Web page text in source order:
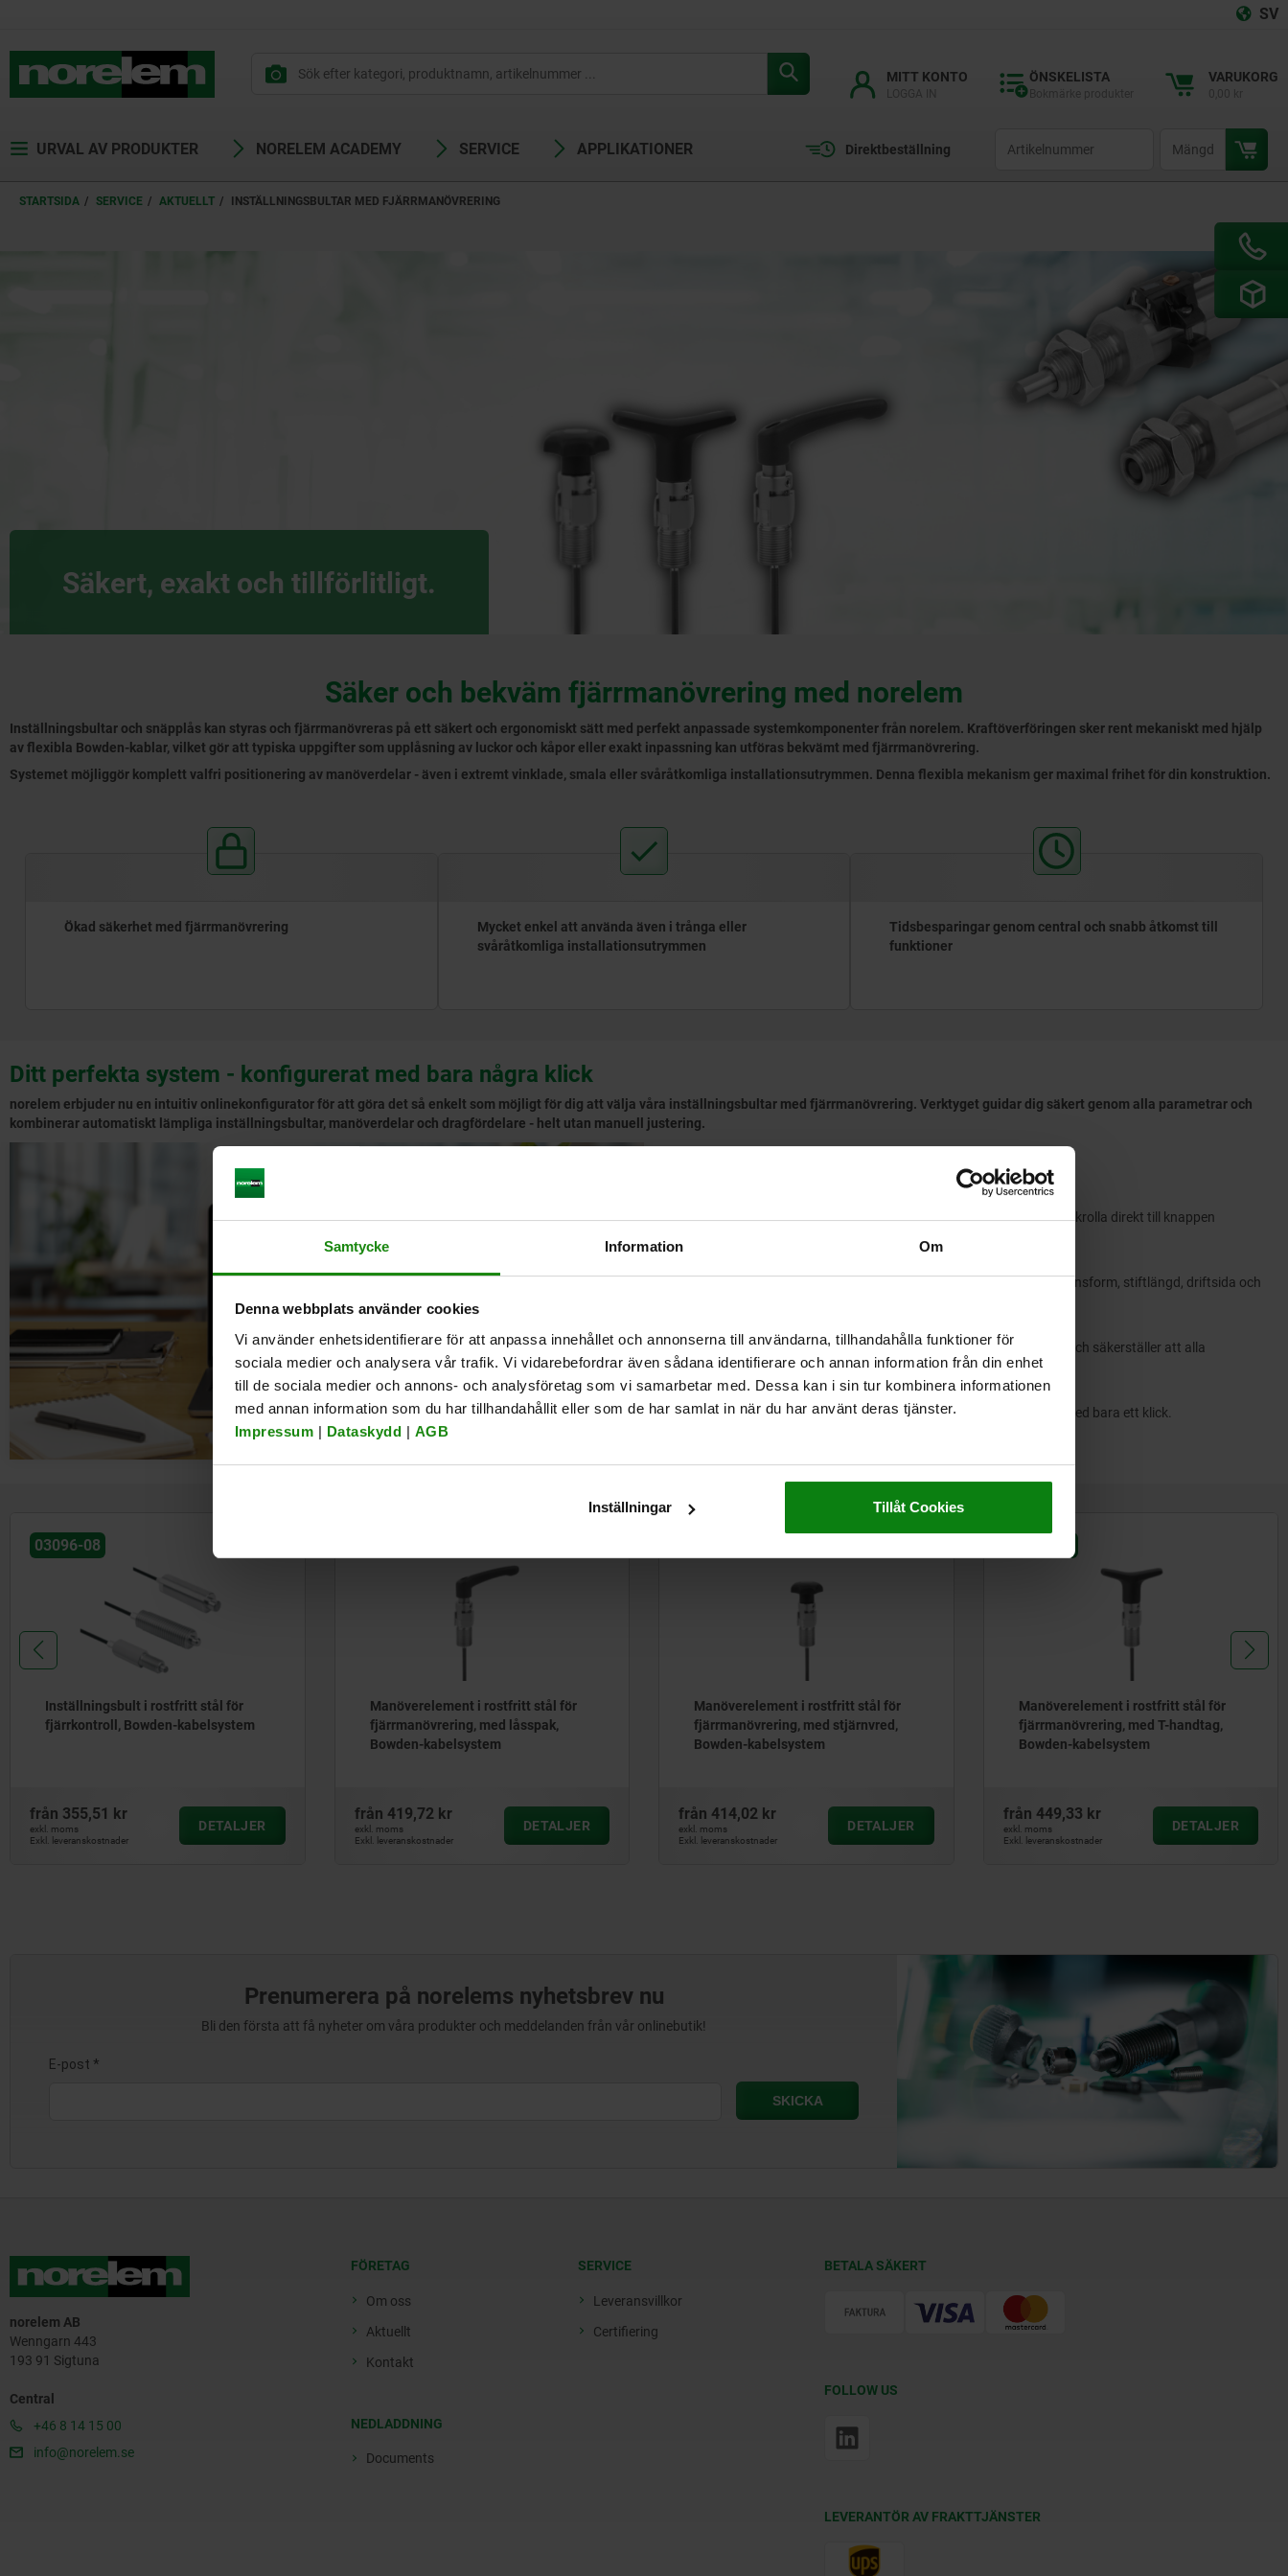
Samtycke Information Om
Denna webbplats använder cookies
Vi använder enhetsidentifierare för att anpassa innehållet och annonserna till användarna, tillhandahålla funktioner för
sociala medier och analysera vår trafik. Vi vidarebefordrar även sådana identifierare och annan information från din enhet
till de sociala medier och annons- och analysföretag som vi samarbetar med. Dessa kan i sin tur kombinera informationen
med annan information som du har tillhandahållit eller som de har samlat in när du har använt deras tjänster.
Impressum | Dataskydd | AGB
Inställningar Tillåt Cookies
SV
MITT KONTO ÖNSKELISTA VARUKORG
URVAL AV PRODUKTER NORELEM ACADEMY SERVICE APPLIKATIONER Direktbeställning
STARTSIDA SERVICE AKTUELLT INSTÄLLNINGSBULTAR MED FJÄRRMANÖVRERING
Säkert, exakt och tillförlitligt.
Säker och bekväm fjärrmanövrering med norelem
Inställningsbultar och snäpplås kan styras och fjärrmanövreras på ett säkert och ergonomiskt sätt med perfekt anpassade systemkomponenter från norelem. Kraftöverföringen sker rent mekaniskt med hjälp
av flexibla Bowden-kablar, vilket gör att typiska uppgifter som upplåsning av luckor och kåpor eller exakt inpassning kan utföras bekvämt med fjärrmanövrering.
Systemet möjliggör komplett valfri positionering av manöverdelar - även i extremt vinklade, smala eller svåråtkomliga installationsutrymmen. Denna flexibla mekanism ger maximal frihet för din konstruktion.
Ökad säkerhet med fjärrmanövrering
Mycket enkel att använda även i trånga eller
svåråtkomliga installationsutrymmen
Tidsbesparingar genom central och snabb åtkomst till
funktioner
Ditt perfekta system - konfigurerat med bara några klick
norelem erbjuder nu en intuitiv onlinekonfigurator för att göra det så enkelt som möjligt för dig att välja våra inställningsbultar med fjärrmanövrering. Verktyget guidar dig säkert genom alla parametrar och
kombinerar automatiskt lämpliga inställningsbultar, manöverdelar och dragfördelare - helt utan manuell justering.
🔍Välj:Välj en inställningsbult eller en av produkterna nedan och skrolla direkt till knappen
Ange grundläggande parametrar, t.ex. konstruktionsform, stiftlängd, driftsida och
✅Kontrollera: Systemet visar din skräddarsydda lösning i realtid och säkerställer att alla
komponenter är helt kompatibla.
🛒Beställ:Lägg den färdiga konfigurationen direkt i varukorgen med bara ett klick.
03096-08
Inställningsbult i rostfritt stål för
fjärrkontroll, Bowden-kabelsystem
från 355,51 kr
exkl. moms
Exkl. leveranskostnader
DETALJER
Manöverelement i rostfritt stål för
fjärrmanövrering, med låsspak,
Bowden-kabelsystem
från 419,72 kr
exkl. moms
Exkl. leveranskostnader
DETALJER
Manöverelement i rostfritt stål för
fjärrmanövrering, med stjärnvred,
Bowden-kabelsystem
från 414,02 kr
exkl. moms
Exkl. leveranskostnader
DETALJER
Manöverelement i rostfritt stål för
fjärrmanövrering, med T-handtag,
Bowden-kabelsystem
från 449,33 kr
exkl. moms
Exkl. leveranskostnader
DETALJER
Prenumerera på norelems nyhetsbrev nu
Bli den första att få nyheter om våra produkter och meddelanden från vår onlinebutik!
norelem AB
Wenngarn 443
193 91 Sigtuna
Central
+46 8 14 15 00
info@norelem.se
FÖRETAG
Om oss
Aktuellt
Kontakt
NEDLADDNING
Documents
SERVICE
Leveransvillkor
Certifiering
BETALA SÄKERT
FOLLOW US
LEVERANTÖR AV FRAKTTJÄNSTER